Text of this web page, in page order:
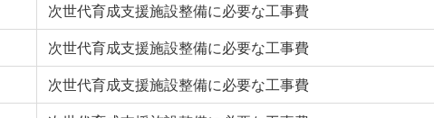
次世代育成支援施設整備に必要な工事費
次世代育成支援施設整備に必要な工事費
次世代育成支援施設整備に必要な工事費